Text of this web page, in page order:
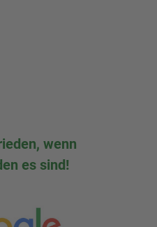
wenn
es sind!